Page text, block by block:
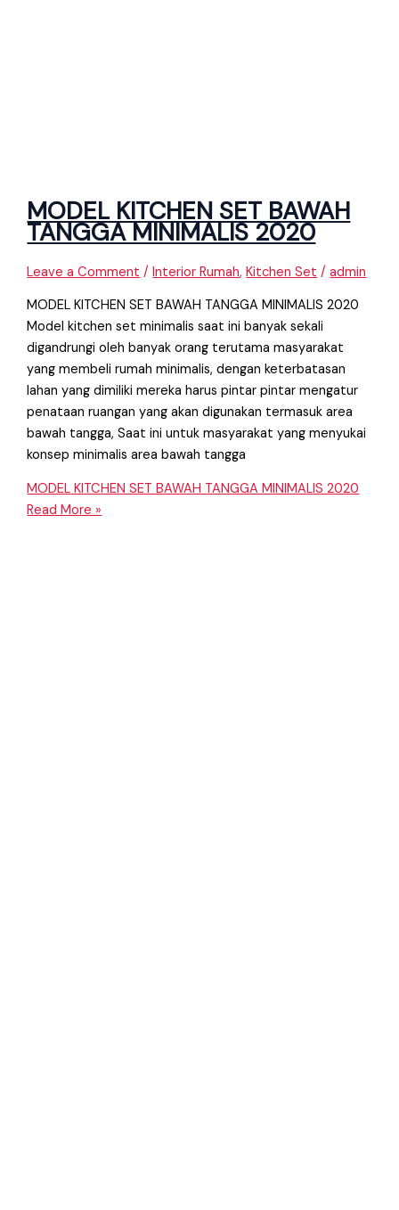
MODEL KITCHEN SET BAWAH
TANGGA MINIMALIS 2020
Leave a Comment /Interior Rumah,Kitchen Set /admin
MODEL KITCHEN SET BAWAH TANGGA MINIMALIS 2020
Model kitchen set minimalis saat ini banyak sekali
digandrungi oleh banyak orang terutama masyarakat
yang membeli rumah minimalis, dengan keterbatasan
lahan yang dimiliki mereka harus pintar pintar mengatur
penataan ruangan yang akan digunakan termasuk area
bawah tangga, Saat ini untuk masyarakat yang menyukai
konsep minimalis area bawah tangga
MODEL KITCHEN SET BAWAH TANGGA MINIMALIS 2020
Read More »